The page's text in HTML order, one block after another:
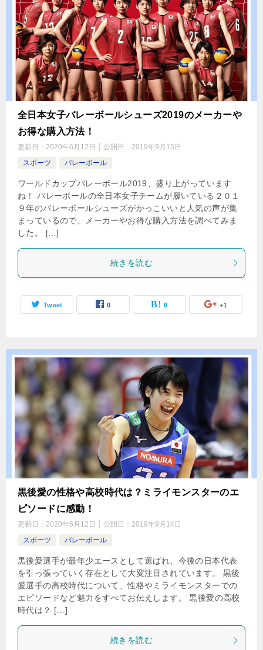
全日本女子バレーボールシューズ2019のメーカーや
お得な購入方法！
更新日： 2020年6月12日 公開日： 2019年9月15日
スポーツ
バレーボール
ワールドカップバレーボール2019、盛り上がっています
ね！ バレーボールの全日本女子チームが履いている２０１
９年のバレーボールシューズがかっこいいと人気の声が集
まっているので、メーカーやお得な購入方法を調べてみま
した。 […]
続きを読む
Tweet 0 0 +1
黒後愛の性格や高校時代は？ミライモンスターのエ
ピソードに感動！
更新日： 2020年6月12日 公開日： 2019年9月14日
スポーツ
バレーボール
黒後愛選手が最年少エースとして選ばれ、今後の日本代表
を引っ張っていく存在として大変注目されています。 黒後
愛選手の高校時代について、性格やミライモンスターでの
エピソードなど魅力をすべてお伝えします。 黒後愛の高校
時代は？ […]
続きを読む